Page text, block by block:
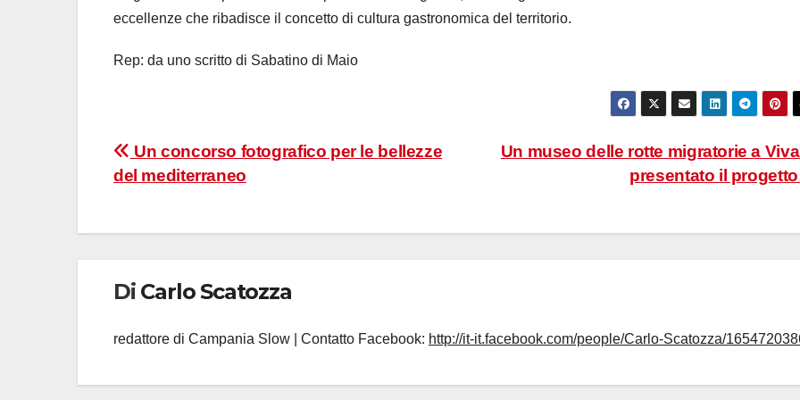
eccellenze che ribadisce il concetto di cultura gastronomica del territorio.
Rep: da uno scritto di Sabatino di Maio
Navigazione
articoli
Un museo delle rotte migratorie a
presentato il progetto
Un concorso fotografico per le bellezze
del mediterraneo
Di Carlo Scatozza
redattore di Campania Slow | Contatto Facebook: http://it-it.facebook.com/people/Carlo-Scatozza/